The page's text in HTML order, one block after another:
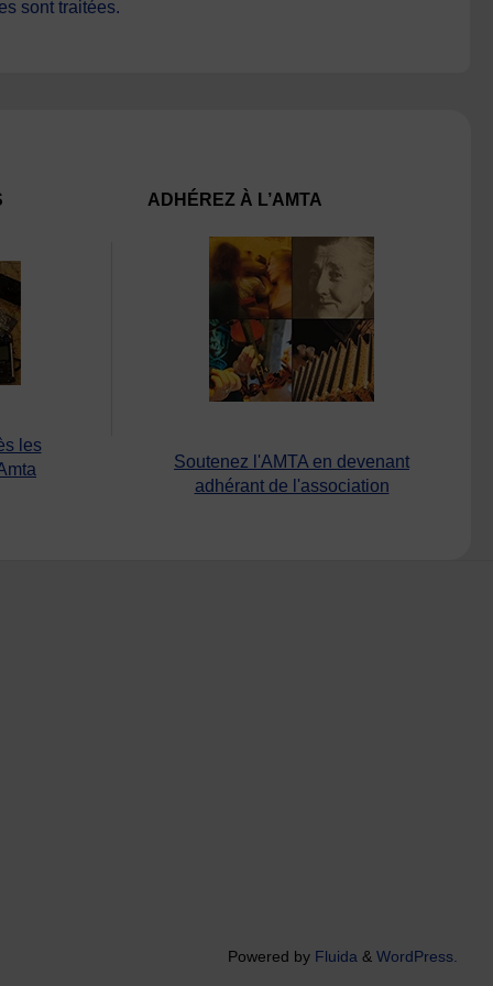
sont traitées.
les
ADHÉREZ À L’AMTA
Soutenez l'AMTA en devenant
adhérant de l'association
Powered by Fluida & WordPress.